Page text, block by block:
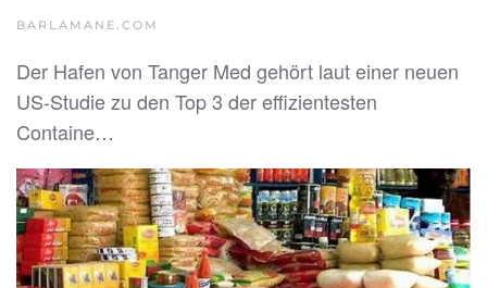
BARLAMANE.COM
Der Hafen von Tanger Med gehört laut einer neuen
US-Studie zu den Top 3 der effizientesten
Containe…